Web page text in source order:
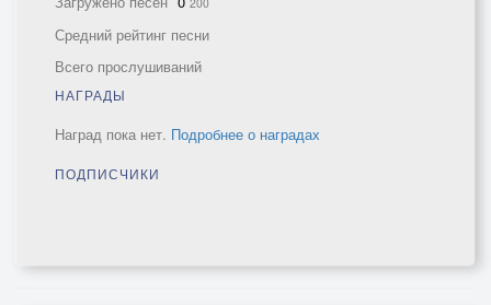
Средний рейтинг песни
Всего прослушиваний
НАГРАДЫ
Наград пока нет. Подробнее о наградах
ПОДПИСЧИКИ